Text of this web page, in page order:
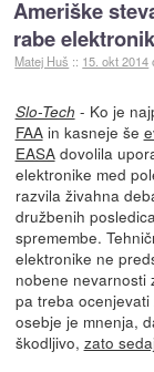
Ameriške
rabe
Matej Huš :: 15. okt 2014
Slo-Tech - Ko je
FAAin kasneje še
EASAdovolila
elektronike med
razvila živahna
družbenih
spremembe.
elektronike ne
nobene nevarnosti
pa treba
osebje je mnenja,
škodljivo, zato